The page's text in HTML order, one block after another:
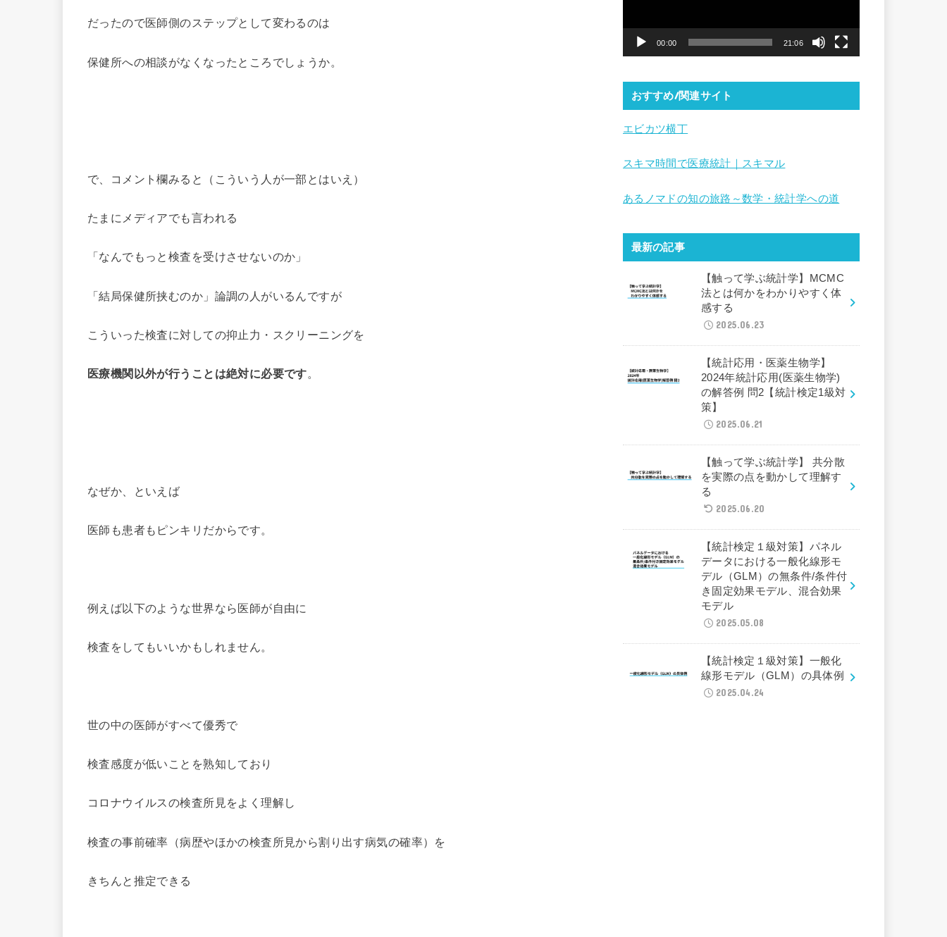
だったので医師側のステップとして変わるのは
保健所への相談がなくなったところでしょうか。
で、コメント欄みると（こういう人が一部とはいえ）
たまにメディアでも言われる
「なんでもっと検査を受けさせないのか」
「結局保健所挟むのか」論調の人がいるんですが
こういった検査に対しての抑止力・スクリーニングを
医療機関以外が行うことは絶対に必要です。
なぜか、といえば
医師も患者もピンキリだからです。
例えば以下のような世界なら医師が自由に
検査をしてもいいかもしれません。
世の中の医師がすべて優秀で
検査感度が低いことを熟知しており
コロナウイルスの検査所見をよく理解し
検査の事前確率（病歴やほかの検査所見から割り出す病気の確率）を
きちんと推定できる
ヤ
00:00 21:06
おすすめ/関連サイト
エビカツ横丁
スキマ時間で医療統計｜スキマル
あるノマドの知の旅路～数学・統計学への道
最新の記事
【触って学ぶ統計学】MCMC
法とは何かをわかりやすく体
感する
2025.06.23
【統計応用・医薬生物学】
2024年統計応用(医薬生物学)
の解答例 問2【統計検定1級対
策】
2025.06.21
【触って学ぶ統計学】 共分散
を実際の点を動かして理解す
る
2025.06.20
【統計検定１級対策】パネル
データにおける一般化線形モ
デル（GLM）の無条件/条件付
き固定効果モデル、混合効果
モデル
2025.05.08
【統計検定１級対策】一般化
線形モデル（GLM）の具体例
2025.04.24